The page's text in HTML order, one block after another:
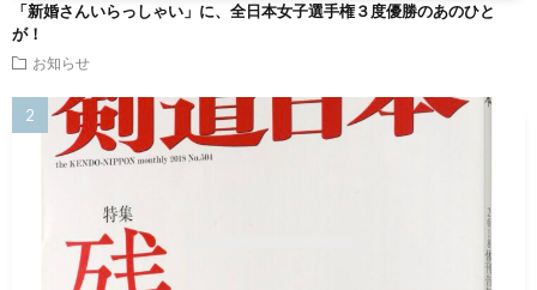
「新婚さんいらっしゃい」に、全日本女子選手権３度優勝のあのひと
が！
お知らせ